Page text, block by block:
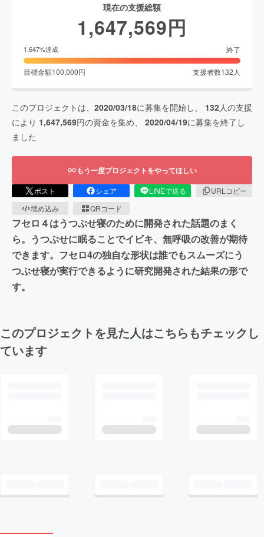
現在の支援総額
1,647,569円
1,647%達成 終了
目標金額100,000円 支援者数132 人
このプロジェクトは、 2020/03/18に募集を開始し、 132人の支援
により 1,647,569円の資金を集め、 2020/04/19に募集を終了し
ました
もう一度プロジェクトをやってほしい
ポスト シェア LINEで送る
URLコピー
埋め込み
QRコード
フセロ４はうつぶせ寝のために開発された話題のまく
ら。うつぶせに眠ることでイビキ、無呼吸の改善が期待
できます。フセロ4の独自な形状は誰でもスムーズにう
つぶせ寝が実行できるように研究開発された結果の形で
す。
このプロジェクトを見た人はこちらもチェックし
ています